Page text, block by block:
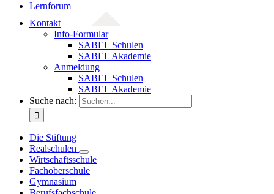
Lernforum
Kontakt
Info-Formular
SABEL Schulen
SABEL Akademie
Anmeldung
SABEL Schulen
SABEL Akademie
Suche nach:
Die Stiftung
Realschulen
Wirtschaftsschule
Fachoberschule
Gymnasium